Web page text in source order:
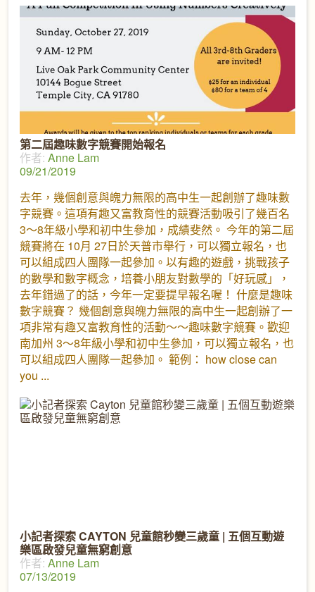
第二屆趣味數字競賽開始報名
作者: Anne Lam
09/21/2019
去年，幾個創意與魄力無限的高中生一起創辦了趣味數
字競賽。這項有趣又富教育性的競賽活動吸引了幾百名
3～8年級小學和初中生參加，成績斐然。 今年的第二屆
競賽將在 10月 27日於天普市舉行，可以獨立報名，也
可以組成四人團隊一起參加。以有趣的遊戲，挑戰孩子
的數學和數字概念，培養小朋友對數學的「好玩感」，
去年錯過了的話，今年一定要提早報名喔！ 什麼是趣味
數字競賽？ 幾個創意與魄力無限的高中生一起創辦了一
項非常有趣又富教育性的活動～～趣味數字競賽。歡迎
南加州 3～8年級小學和初中生參加，可以獨立報名，也
可以組成四人團隊一起參加。 範例： how close can
you
小記者探索 CAYTON 兒童館秒變三歲童 | 五個互動遊
樂區啟發兒童無窮創意
作者: Anne Lam
07/13/2019